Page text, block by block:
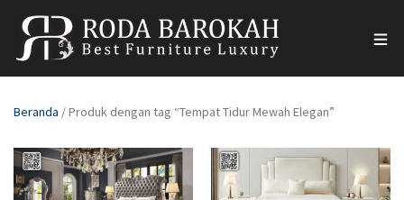
Beranda / Produk dengan tag “Tempat Tidur Mewah Elegan”